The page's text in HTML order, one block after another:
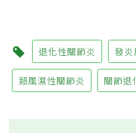
退化性關節炎 發炎
類風濕性關節炎 關節退